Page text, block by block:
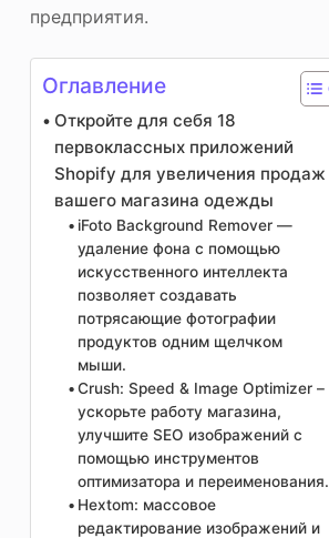
предприятия.
Оглавление
Откройте для себя 18
первоклассных приложений
Shopify для увеличения продаж
вашего магазина одежды
iFoto Background Remover —
удаление фона с помощью
искусственного интеллекта
позволяет создавать
потрясающие фотографии
продуктов одним щелчком
мыши.
Crush: Speed & Image Optimizer –
ускорьте работу магазина,
улучшите SEO изображений с
помощью инструментов
оптимизатора и переименования.
Hextom: массовое
редактирование изображений и